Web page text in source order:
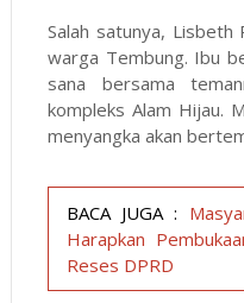
Salah satunya, Lisbeth
warga Tembung. Ibu
sana bersama
kompleks Alam Hijau.
menyangka akan
BACA JUGA :
Harapkan
Reses DPRD